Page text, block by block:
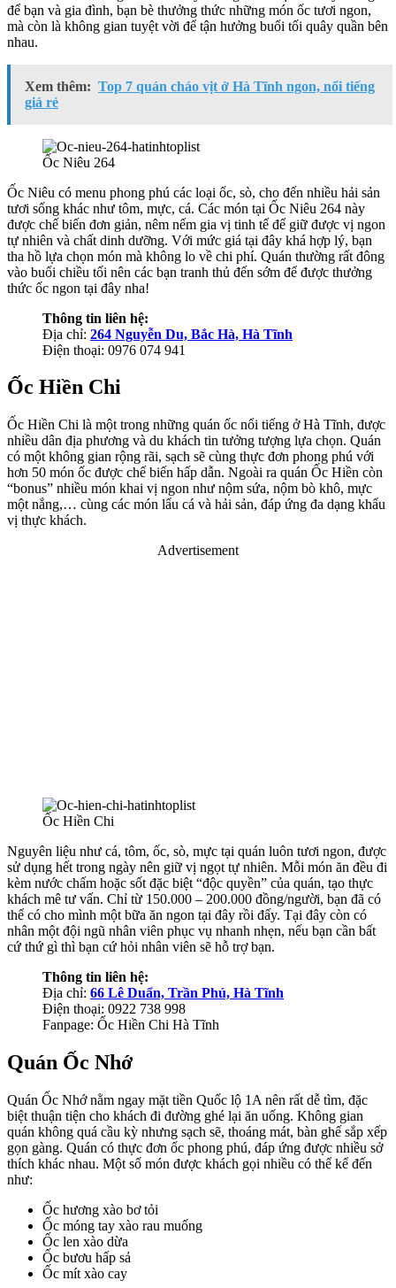
để bạn và gia đình, bạn bè thưởng thức những món ốc tươi ngon,
mà còn là không gian tuyệt vời để tận hưởng buổi tối quây quần bên
nhau.
Xem thêm: Top 7 quán cháo vịt ở Hà Tĩnh ngon, nổi tiếng
giá rẻ
Ốc Niêu 264
Ốc Niêu có menu phong phú các loại ốc, sò, cho đến nhiều hải sản
tươi sống khác như tôm, mực, cá. Các món tại Ốc Niêu 264 này
được chế biến đơn giản, nêm nếm gia vị tinh tế để giữ được vị ngon
tự nhiên và chất dinh dưỡng. Với mức giá tại đây khá hợp lý, bạn
tha hồ lựa chọn món mà không lo về chi phí. Quán thường rất đông
vào buổi chiều tối nên các bạn tranh thủ đến sớm để được thưởng
thức ốc ngon tại đây nha!
Thông tin liên hệ:
Địa chỉ: 264 Nguyễn Du, Bắc Hà, Hà Tĩnh
Điện thoại: 0976 074 941
Ốc Hiền Chi
Ốc Hiền Chi là một trong những quán ốc nổi tiếng ở Hà Tĩnh, được
nhiều dân địa phương và du khách tin tưởng tượng lựa chọn. Quán
có một không gian rộng rãi, sạch sẽ cùng thực đơn phong phú với
hơn 50 món ốc được chế biến hấp dẫn. Ngoài ra quán Ốc Hiền còn
“bonus” nhiều món khai vị ngon như nộm sứa, nộm bò khô, mực
một nắng,… cùng các món lẩu cá và hải sản, đáp ứng đa dạng khẩu
vị thực khách.
Advertisement
Ốc Hiền Chi
Nguyên liệu như cá, tôm, ốc, sò, mực tại quán luôn tươi ngon, được
sử dụng hết trong ngày nên giữ vị ngọt tự nhiên. Mỗi món ăn đều đi
kèm nước chấm hoặc sốt đặc biệt “độc quyền” của quán, tạo thực
khách mê tư vấn. Chỉ từ 150.000 – 200.000 đồng/người, bạn đã có
thể có cho mình một bữa ăn ngon tại đây rồi đấy. Tại đây còn có
nhân một đội ngũ nhân viên phục vụ nhanh nhẹn, nếu bạn cần bất
cứ thứ gì thì bạn cứ hỏi nhân viên sẽ hỗ trợ bạn.
Thông tin liên hệ:
Địa chỉ: 66 Lê Duẩn, Trần Phú, Hà Tĩnh
Điện thoại: 0922 738 998
Fanpage: Ốc Hiền Chi Hà Tĩnh
Quán Ốc Nhớ
Quán Ốc Nhớ nằm ngay mặt tiền Quốc lộ 1A nên rất dễ tìm, đặc
biệt thuận tiện cho khách đi đường ghé lại ăn uống. Không gian
quán không quá cầu kỳ nhưng sạch sẽ, thoáng mát, bàn ghế sắp xếp
gọn gàng. Quán có thực đơn ốc phong phú, đáp ứng được nhiều sở
thích khác nhau. Một số món được khách gọi nhiều có thể kể đến
như:
Ốc hương xào bơ tỏi
Ốc móng tay xào rau muống
Ốc len xào dừa
Ốc bươu hấp sả
Ốc mít xào cay